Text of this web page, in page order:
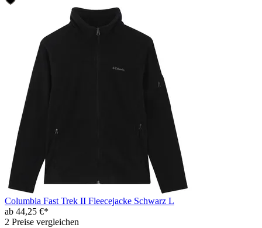
Columbia Fast Trek II Fleecejacke Schwarz L
ab 44,25 €*
2 Preise vergleichen